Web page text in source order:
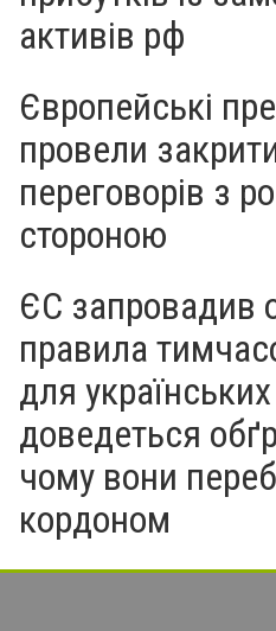
активів рф
Європейські
провели
переговорів з
стороною
ЄС запровадив
правила
для
доведеться
чому вони
кордоном